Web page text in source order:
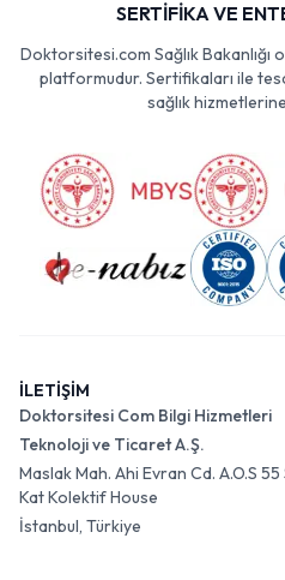
SERTİFİKA VE
Doktorsitesi.com Sağlık Bakanlığı
platformudur. Sertifikaları ile
sağlık
İLETİŞİM
Doktorsitesi Com Bilgi Hizmetleri
Teknoloji ve Ticaret A.Ş.
Maslak Mah. Ahi Evran Cd. A.O.S
Kat Kolektif House
İstanbul, Türkiye